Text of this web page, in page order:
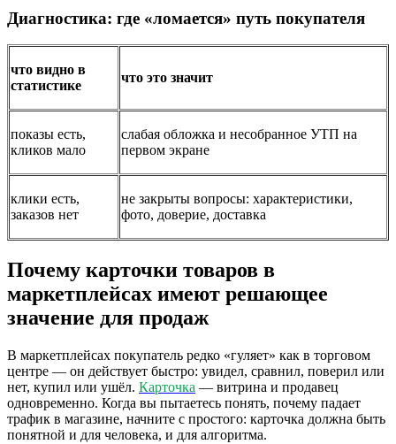
Диагностика: где «ломается» путь покупателя
что видно в
статистике
что это значит
показы есть,
кликов мало
слабая обложка и несобранное УТП на
первом экране
клики есть,
заказов нет
не закрыты вопросы: характеристики,
фото, доверие, доставка
Почему карточки товаров в
маркетплейсах имеют решающее
значение для продаж
В маркетплейсах покупатель редко «гуляет» как в торговом
центре — он действует быстро: увидел, сравнил, поверил или
нет, купил или ушёл. Карточка — витрина и продавец
одновременно. Когда вы пытаетесь понять, почему падает
трафик в магазине, начните с простого: карточка должна быть
понятной и для человека, и для алгоритма.